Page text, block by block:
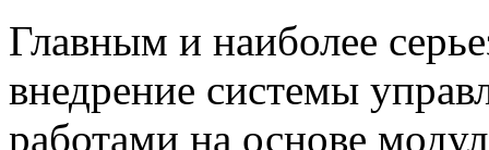
Главным и наиболее
внедрение системы
работами на основе